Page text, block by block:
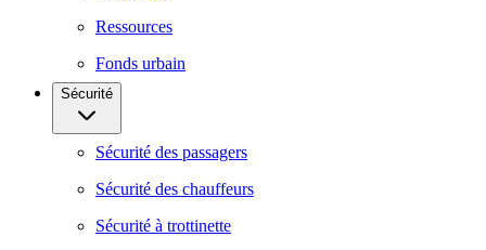
Ressources
Fonds urbain
Sécurité
Sécurité des passagers
Sécurité des chauffeurs
Sécurité à trottinette